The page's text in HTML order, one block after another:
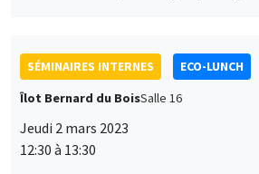
SÉMINAIRES INTERNES
ECO-LUNCH
Îlot Bernard du BoisSalle 16
Jeudi 2 mars 2023
12:30 à 13:30